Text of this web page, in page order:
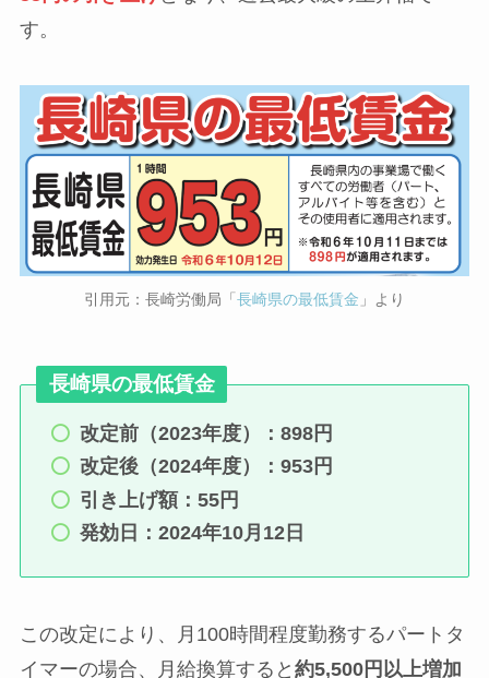
す。
引用元：長崎労働局「長崎県の最低賃金 」より
長崎県の最低賃金
改定前（2023年度）：898円
改定後（2024年度）：953円
引き上げ額：55円
発効日：2024年10月12日
この改定により、月100時間程度勤務するパートタ
イマーの場合、月給換算すると 約5,500円以上増加